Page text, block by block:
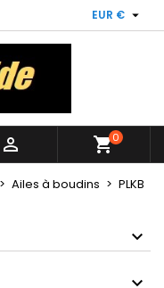
EUR € 
 shopping_cart0
Ailes à boudins
PLKB
×
×
×
des produits
((loginText))